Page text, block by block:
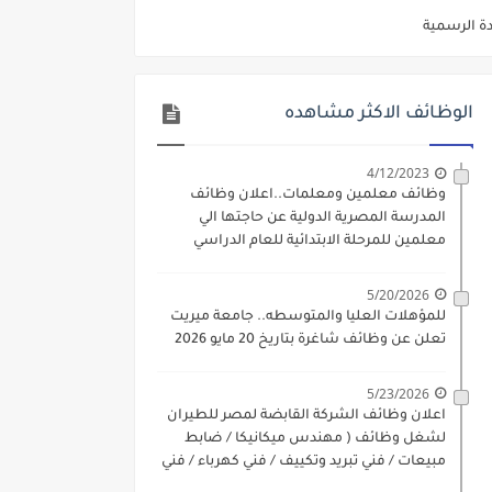
الكتروني بتاريخ 15-7-2026
9 يوليو 2026
والاوراق المطلوبة وكيفية التقديم
فني كهرباء / فني غلايات / فني غازات / فني سباك )
مادتي "الدراسات الاجتماعية" و"اللغة الإنجليزية"
والتقديم حتي 17 يونيو 2026
الوظائف الاكثر مشاهده
4/12/2023
وظائف معلمين ومعلمات..اعلان وظائف
المدرسة المصرية الدولية عن حاجتها الي
معلمين للمرحلة الابتدائية للعام الدراسي
5/20/2026
للمؤهلات العليا والمتوسطه.. جامعة ميريت
تعلن عن وظائف شاغرة بتاريخ 20 مايو 2026
5/23/2026
اعلان وظائف الشركة القابضة لمصر للطيران
لشغل وظائف ( مهندس ميكانيكا / ضابط
مبيعات / فني تبريد وتكييف / فني كهرباء / فني